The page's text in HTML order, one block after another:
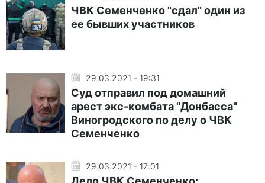
ЧВК Семенченко "сдал" один из
ее бывших участников
29.03.2021 - 19:31
Суд отправил под домашний
арест экс-комбата "Донбасса"
Виногродского по делу о ЧВК
Семенченко
29.03.2021 - 17:01